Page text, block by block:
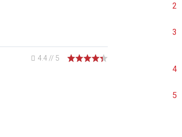
4.4 // 5
2
3
4
5